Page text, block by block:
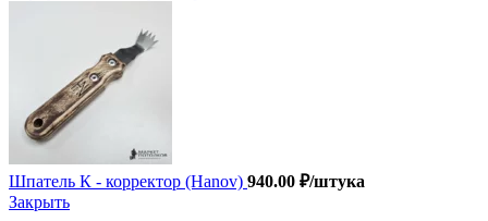
Шпатель К - корректор (Hanov) 940.00 ₽/штука
Закрыть